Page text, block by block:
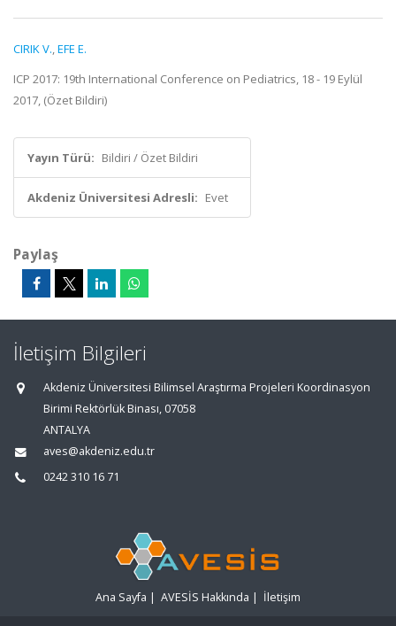
CIRIK V.,EFE E.
ICP 2017: 19th International Conference on Pediatrics, 18 - 19 Eylül
2017, (Özet Bildiri)
Yayın Türü: Bildiri / Özet Bildiri
Akdeniz Üniversitesi Adresli: Evet
Paylaş
İletişim Bilgileri
Akdeniz Üniversitesi Bilimsel Araştırma Projeleri Koordinasyon
Birimi Rektörlük Binası, 07058
ANTALYA
aves@akdeniz.edu.tr
0242 310 16 71
Ana Sayfa | AVESİS Hakkında | İletişim